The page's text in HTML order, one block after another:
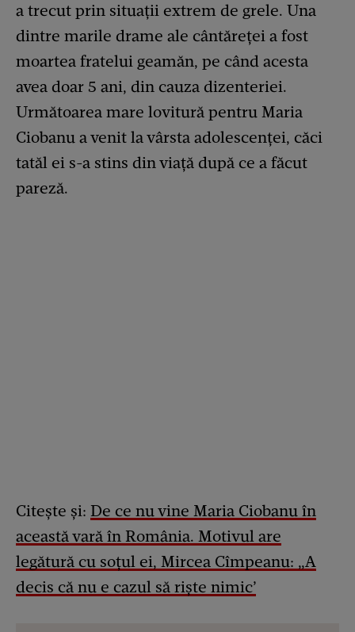
a trecut prin situații extrem de grele. Una
dintre marile drame ale cântăreței a fost
moartea fratelui geamăn, pe când acesta
avea doar 5 ani, din cauza dizenteriei.
Următoarea mare lovitură pentru Maria
Ciobanu a venit la vârsta adolescenței, căci
tatăl ei s-a stins din viață după ce a făcut
pareză.
Citește și: De ce nu vine Maria Ciobanu în
această vară în România. Motivul are
legătură cu soțul ei, Mircea Cîmpeanu: „A
decis că nu e cazul să riște nimic’